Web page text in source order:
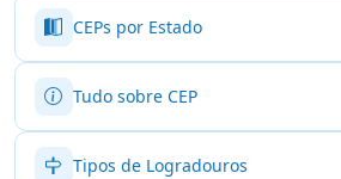
CEPs por Estado
Tudo sobre CEP
Tipos de Logradouros